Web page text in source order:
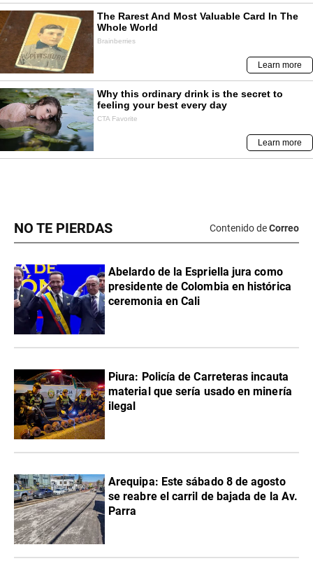
NO TE PIERDAS Contenido deCorreo
Abelardo de la Espriella jura como
presidente de Colombia en histórica
ceremonia en Cali
Piura: Policía de Carreteras incauta
material que sería usado en minería
ilegal
Arequipa: Este sábado 8 de agosto
se reabre el carril de bajada de la Av.
Parra